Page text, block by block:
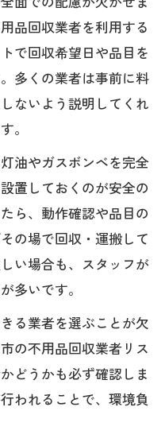
品回収業者を利用する
で回収希望日や品目を
多くの業者は事前に料
ないよう説明してくれ
。
油やガスボンベを完全
置しておくのが安全の
ら、動作確認や品目の
の場で回収・運搬して
い場合も、スタッフが
多いです。
る業者を選ぶことが欠
の不用品回収業者リス
どうかも必ず確認しま
われることで、環境負